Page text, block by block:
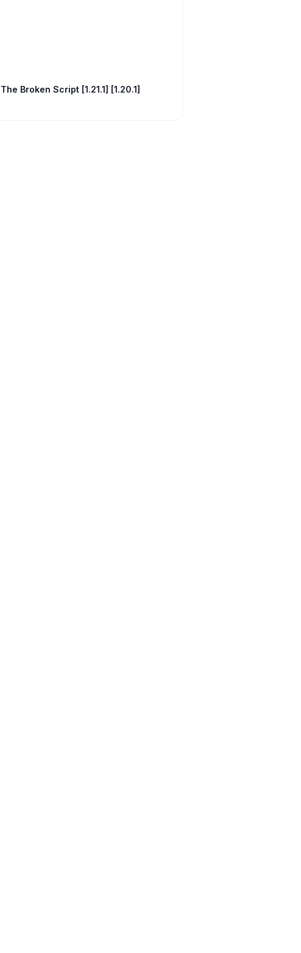
The Broken Script [1.21.1] [1.20.1]